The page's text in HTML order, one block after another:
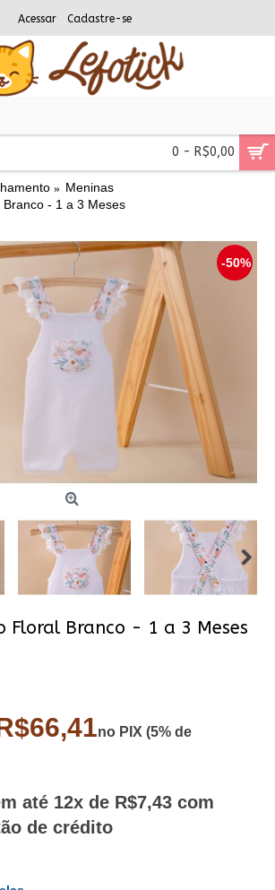
Acessar Cadastre-se
0 - R$0,00
Meninas
- 1 a 3 Meses
-50%
Floral Branco - 1 a 3 Meses
no PIX (5% de
até 12x de R$7,43 com
de crédito